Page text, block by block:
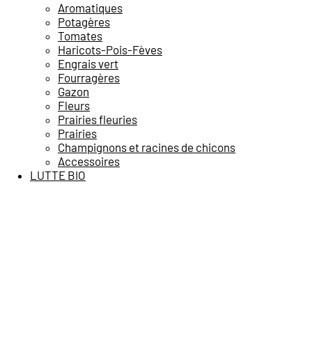
Aromatiques
Potagères
Tomates
Haricots-Pois-Fèves
Engrais vert
Fourragères
Gazon
Fleurs
Prairies fleuries
Prairies
Champignons et racines de chicons
Accessoires
LUTTE BIO